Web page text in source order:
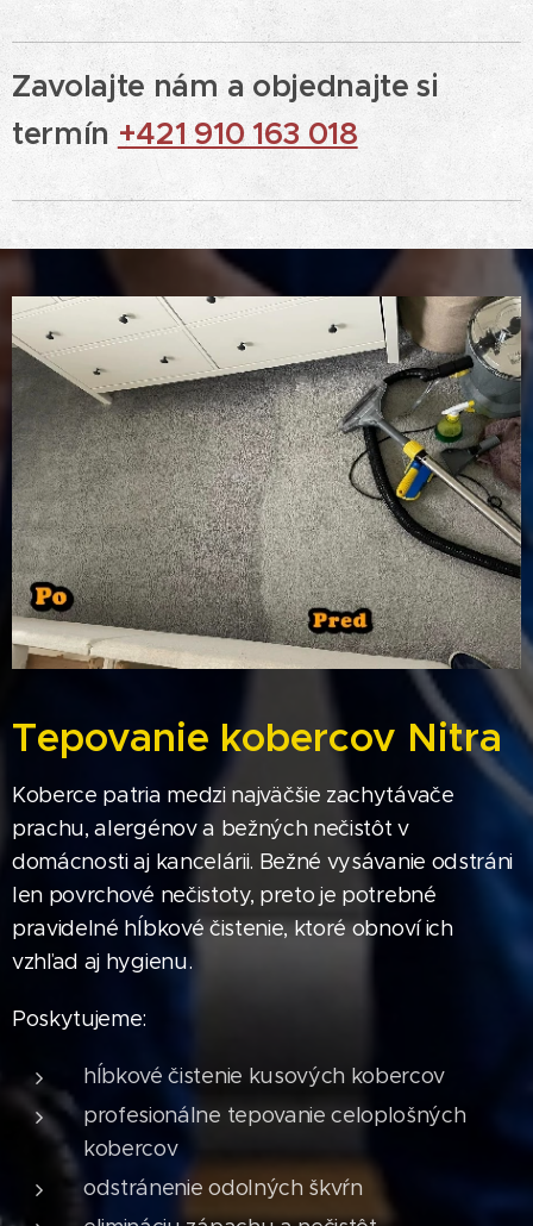
Zavolajte nám a objednajte si
termín +421 910 163 018
Tepovanie kobercov Nitra
Koberce patria medzi najväčšie zachytávače
prachu, alergénov a bežných nečistôt v
domácnosti aj kancelárii. Bežné vysávanie odstráni
len povrchové nečistoty, preto je potrebné
pravidelné hĺbkové čistenie, ktoré obnoví ich
vzhľad aj hygienu.
Poskytujeme:
hĺbkové čistenie kusových kobercov
profesionálne tepovanie celoplošných
kobercov
odstránenie odolných škvŕn